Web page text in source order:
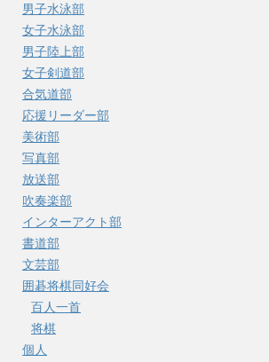
男子水泳部
女子水泳部
男子陸上部
女子剣道部
合気道部
応援リーダー部
美術部
写真部
放送部
吹奏楽部
インターアクト部
書道部
文芸部
囲碁将棋同好会
百人一首
将棋
個人